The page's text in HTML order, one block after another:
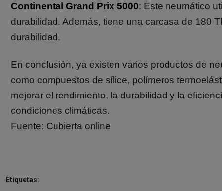
Continental Grand Prix 5000: Este neumático
durabilidad. Además, tiene una carcasa de 180
durabilidad.
En conclusión, ya existen varios productos de
como compuestos de sílice, polímeros
mejorar el rendimiento, la durabilidad y la
condiciones climáticas.
Fuente: Cubierta online
Etiquetas: